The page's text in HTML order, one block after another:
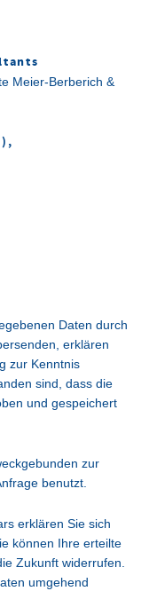
Meier-Berberich &
Daten durch
erklären
zur Kenntnis
sind, dass die
und gespeichert
zur
benutzt.
erklären Sie sich
können Ihre erteilte
Zukunft widerrufen.
umgehend